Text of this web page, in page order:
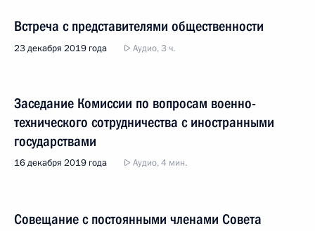
Встреча с представителями общественности
23 декабря 2019 года Аудио, 3 ч.
Заседание Комиссии по вопросам военно-
технического сотрудничества с иностранными
государствами
16 декабря 2019 года Аудио, 4 мин.
Совещание с постоянными членами Совета